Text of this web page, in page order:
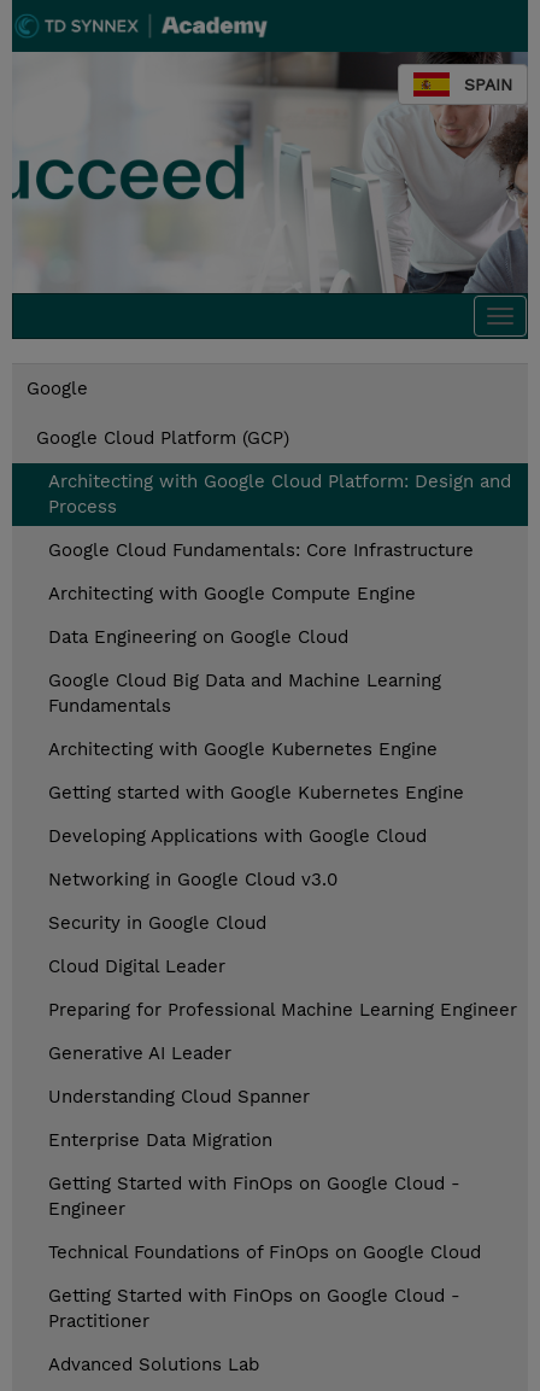
SPAIN
Google
Google Cloud Platform (GCP)
Architecting with Google Cloud Platform: Design and
Process
Google Cloud Fundamentals: Core Infrastructure
Architecting with Google Compute Engine
Data Engineering on Google Cloud
Google Cloud Big Data and Machine Learning
Fundamentals
Architecting with Google Kubernetes Engine
Getting started with Google Kubernetes Engine
Developing Applications with Google Cloud
Networking in Google Cloud v3.0
Security in Google Cloud
Cloud Digital Leader
Preparing for Professional Machine Learning Engineer
Generative AI Leader
Understanding Cloud Spanner
Enterprise Data Migration
Getting Started with FinOps on Google Cloud -
Engineer
Technical Foundations of FinOps on Google Cloud
Getting Started with FinOps on Google Cloud -
Practitioner
Advanced Solutions Lab